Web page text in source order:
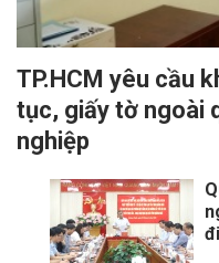
TP.HCM yêu cầu
tục, giấy tờ ngoài
nghiệp